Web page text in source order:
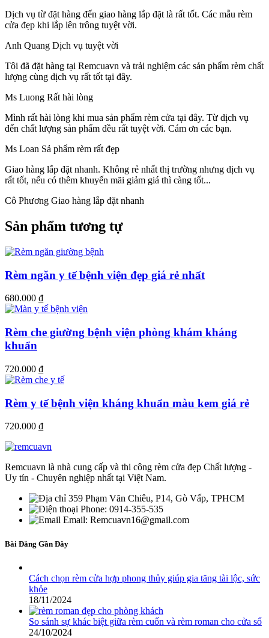
Dịch vụ từ đặt hàng đến giao hàng lắp đặt là rất tốt. Các mẫu rèm
cửa đẹp khi lắp lên trông tuyệt vời.
Anh Quang Dịch vụ tuyệt vời
Tôi đã đặt hàng tại Remcuavn và trải nghiệm các sản phẩm rèm chất
lượng cùng dịch vụ rất tốt tại đây.
Ms Luong Rất hài lòng
Mình rất hài lòng khi mua sản phẩm rèm cửa tại đây. Từ dịch vụ
đến chất lượng sản phẩm đều rất tuyệt vời. Cám ơn các bạn.
Ms Loan Sả phẩm rèm rất đẹp
Giao hàng lắp đặt nhanh. Không rẻ nhất thị trường nhưng dịch vụ
rất tốt, nếu có thêm khuyến mãi giảm giá thì càng tốt...
Cô Phương Giao hàng lắp đặt nhanh
Sản phẩm tương tự
Rèm ngăn y tế bệnh viện đẹp giá rẻ nhất
680.000 ₫
Rèm che giường bệnh viện phòng khám kháng
khuẩn
720.000 ₫
Rèm y tế bệnh viện kháng khuẩn màu kem giá rẻ
720.000 ₫
Remcuavn là nhà cung cấp và thi công rèm cửa đẹp Chất lượng -
Uy tín - Chuyên nghiệp nhất tại Việt Nam.
359 Phạm Văn Chiêu, P14, Gò Vấp, TPHCM
Phone: 0914-355-535
Email: Remcuavn16@gmail.com
Bài Đăng Gần Đây
Cách chọn rèm cửa hợp phong thủy giúp gia tăng tài lộc, sức
khỏe
18/11/2024
So sánh sự khác biệt giữa rèm cuốn và rèm roman cho cửa sổ
24/10/2024